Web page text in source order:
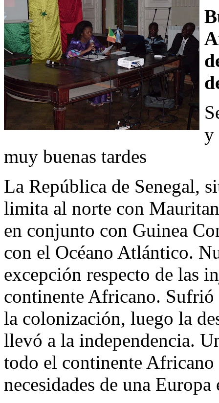
y
muy buenas tardes
La República de Senegal,
limita al norte con
en conjunto con Guinea
con el Océano Atlántico.
excepción respecto de las
continente Africano. Sufrió
la colonización, luego la
llevó a la independencia.
todo el continente
necesidades de una